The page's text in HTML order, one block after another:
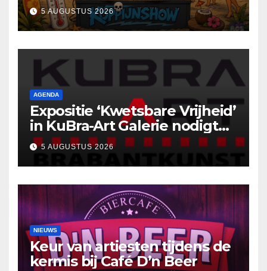
5 AUGUSTUS 2026
AGENDA
Expositie ‘Kwetsbare Vrijheid’
in KuBra-Art Galerie nodigt
uit tot ontmoeting en
reflectie
5 AUGUSTUS 2026
NIEUWS
Keur van artiesten tijdens de
kermis bij Café D’n Beer